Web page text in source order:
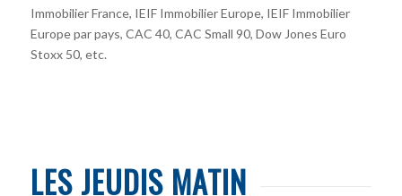
Immobilier France, IEIF Immobilier Europe, IEIF Immobilier
Europe par pays, CAC 40, CAC Small 90, Dow Jones Euro
Stoxx 50, etc.
LES JEUDIS MATIN